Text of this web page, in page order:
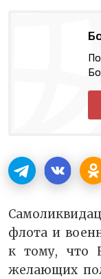
флота и
к тому, что
желающих